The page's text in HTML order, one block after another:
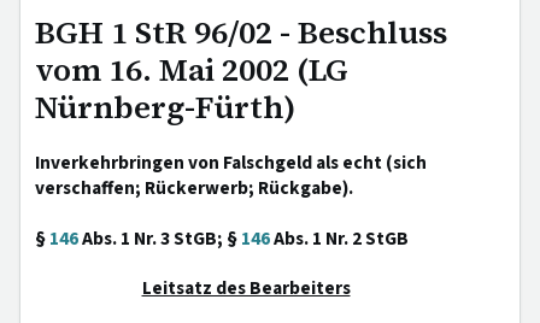
BGH 1 StR 96/02 - Beschluss
vom 16. Mai 2002 (LG
Nürnberg-Fürth)
Inverkehrbringen von Falschgeld als echt (sich
verschaffen; Rückerwerb; Rückgabe).
§146Abs. 1 Nr. 3 StGB; §146Abs. 1 Nr. 2 StGB
Leitsatz des Bearbeiters